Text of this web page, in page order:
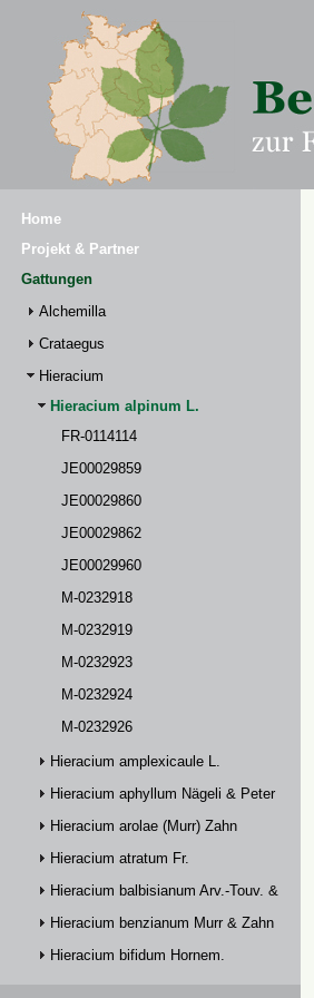
Home
Projekt & Partner
Gattungen
Alchemilla
Crataegus
Hieracium
Hieracium alpinum L.
FR-0114114
JE00029859
JE00029860
JE00029862
JE00029960
M-0232918
M-0232919
M-0232923
M-0232924
M-0232926
Hieracium amplexicaule L.
Hieracium aphyllum Nägeli & Peter
Hieracium arolae (Murr) Zahn
Hieracium atratum Fr.
Hieracium balbisianum Arv.-Touv. & Briq.
Hieracium benzianum Murr & Zahn
Hieracium bifidum Hornem.